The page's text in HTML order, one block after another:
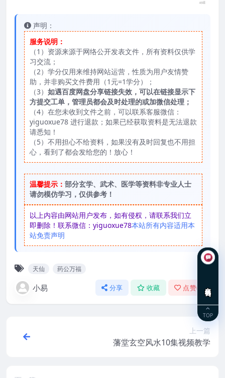
声明：
服务说明：
（1）资源来源于网络公开发表文件，所有资料仅供学
习交流；
（2）学分仅用来维持网站运营，性质为用户友情赞
助，并非购买文件费用（1元=1学分）；
（3） 如遇百度网盘分享链接失效，可以在链接显示下
方提交工单，管理员都会及时处理的或加微信处理；
（4）在您未收到文件之前，可以联系客服微信：
yiguoxue78 进行退款；如果已经获取资料是无法退款
请悉知！
（5）不用担心不给资料，如果没有及时回复也不用担
心，看到了都会发给您的！放心！
温馨提示： 部分玄学、武术、医学等资料非专业人士
请勿模仿学习，仅供参考！
以上内容由网站用户发布，如有侵权，请联系我们立
即删除！联系微信：yiguoxue78本站所有内容适用本
站免责声明
天仙 药公万福
小易 分享 收藏 点赞(
上一篇
藩堂玄空风水10集视频教学
TOP